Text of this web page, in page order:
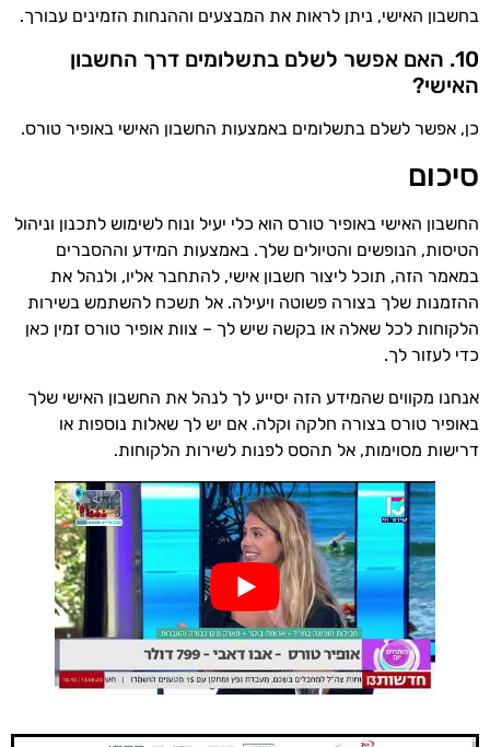
בחשבון האישי, ניתן לראות את המבצעים וההנחות הזמינים עבורך.
10. האם אפשר לשלם בתשלומים דרך החשבון
האישי?
כן, אפשר לשלם בתשלומים באמצעות החשבון האישי באופיר טורס.
סיכום
החשבון האישי באופיר טורס הוא כלי יעיל ונוח לשימוש לתכנון וניהול
הטיסות, הנופשים והטיולים שלך. באמצעות המידע וההסברים
במאמר הזה, תוכל ליצור חשבון אישי, להתחבר אליו, ולנהל את
ההזמנות שלך בצורה פשוטה ויעילה. אל תשכח להשתמש בשירות
הלקוחות לכל שאלה או בקשה שיש לך – צוות אופיר טורס זמין כאן
כדי לעזור לך.
אנחנו מקווים שהמידע הזה יסייע לך לנהל את החשבון האישי שלך
באופיר טורס בצורה חלקה וקלה. אם יש לך שאלות נוספות או
דרישות מסוימות, אל תהסס לפנות לשירות הלקוחות.